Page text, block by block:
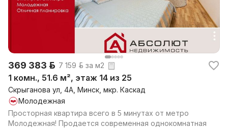
369 383 р. 7 159 р. за м2
1 комн., 51.6 м², этаж 14 из 25
Скрыганова ул, 4А, Минск, мкр. Каскад
Молодежная
Просторная квартира всего в 5 минутах от метро
Молодежная! Продается современная однокомнатная